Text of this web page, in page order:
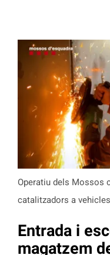
Operatiu dels Mossos
catalitzadors a
Entrada i
magatzem